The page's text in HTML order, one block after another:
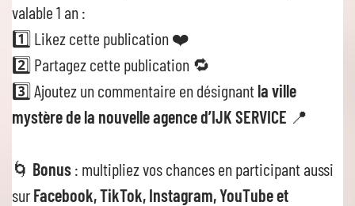
valable 1 an :
1️⃣ Likez cette publication ❤️
2️⃣ Partagez cette publication 🔁
3️⃣ Ajoutez un commentaire en désignantla ville
mystère de la nouvelle agence d’IJK SERVICE 📍
🌀 Bonus: multipliez vos chances en participant aussi
surFacebook, TikTok, Instagram, YouTube et